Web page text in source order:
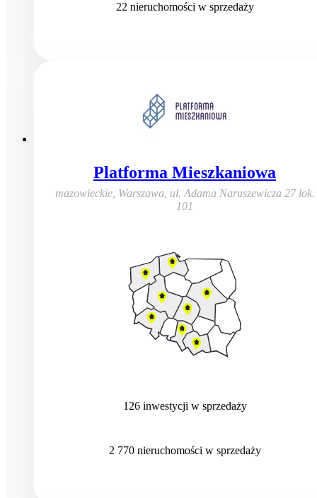
22 nieruchomości w sprzedaży
Platforma Mieszkaniowa
mazowieckie, Warszawa, ul. Adama Naruszewicza 27 lok.
101
126 inwestycjiw sprzedaży
2 770 nieruchomości w sprzedaży